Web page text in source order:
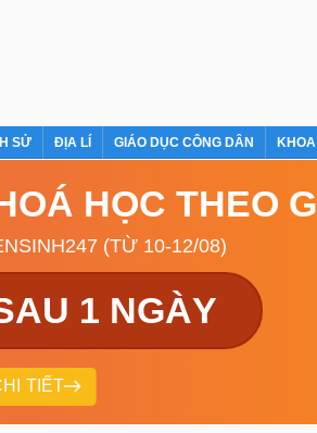
SỬ ĐỊA LÍ GIÁO DỤC CÔNG DÂN
HỌC THEO
(TỪ 10-12/08)
1 NGÀY
TIẾT